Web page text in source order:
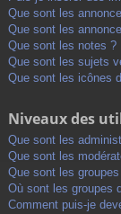
Que sont les
Que sont les
Que sont les notes ?
Que sont les sujets
Que sont les icônes
Niveaux des
Que sont les
Que sont les
Que sont les
Où sont les groupes
Comment puis-je